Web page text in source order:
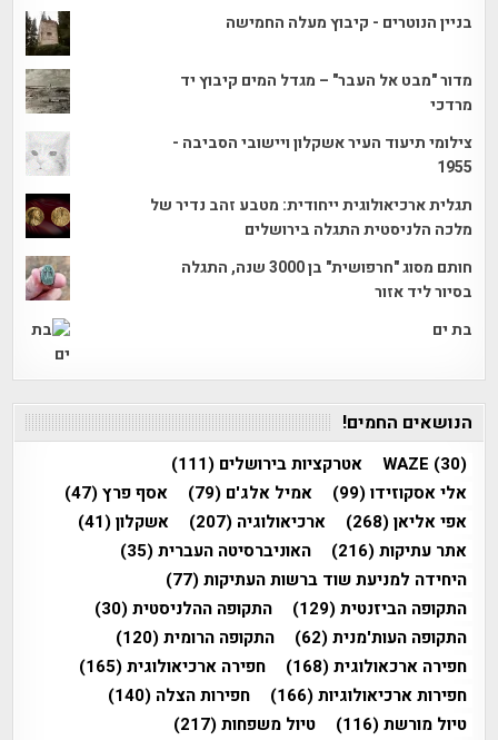
בניין הנוטרים - קיבוץ מעלה החמישה
מדור "מבט אל העבר" – מגדל המים קיבוץ יד
מרדכי
צילומי תיעוד העיר אשקלון ויישובי הסביבה -
1955
תגלית ארכיאולוגית ייחודית: מטבע זהב נדיר של
מלכה הלניסטית התגלה בירושלים
חותם מסוג "חרפושית" בן 3000 שנה, התגלה
בסיור ליד אזור
בת ים
הנושאים החמים!
WAZE (30) אטרקציות בירושלים (111)
אלי אסקוזידו(99) אמיל אלג'ם (79) אסף פרץ(47)
אפי אליאן(268) ארכיאולוגיה (207) אשקלון(41)
אתר עתיקות(216) האוניברסיטה העברית(35)
היחידה למניעת שוד ברשות העתיקות(77)
התקופה הביזנטית(129) התקופה ההלניסטית(30)
התקופה העות'מנית(62) התקופה הרומית(120)
חפירה ארכאולוגית(168) חפירה ארכיאולוגית(165)
חפירות ארכיאולוגיות(166) חפירות הצלה (140)
טיול מורשת(116) טיול משפחות(217)